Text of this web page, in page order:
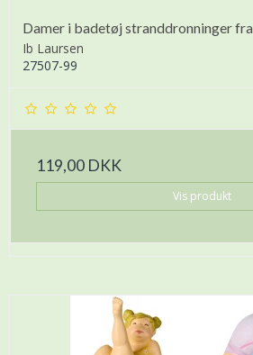
Damer i badetøj stranddronninger
Ib Laursen
27507-99
119,00 DKK
Vis produkt